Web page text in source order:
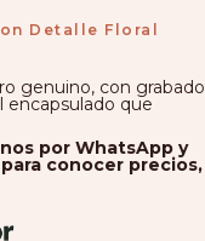
Detalle Floral
genuino, con grabado
encapsulado que
por WhatsApp y
conocer precios,